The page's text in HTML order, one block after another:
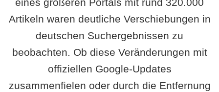
Artikeln waren deutliche Verschiebungen in
deutschen Suchergebnissen zu
beobachten. Ob diese Veränderungen mit
offiziellen Google-Updates
zusammenfielen oder durch die Entfernung